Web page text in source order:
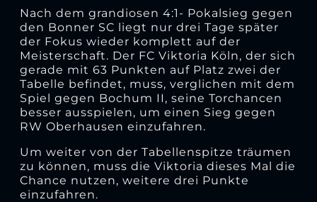
Nach dem grandiosen 4:1- Pokalsieg gegen
den Bonner SC liegt nur drei Tage später
der Fokus wieder komplett auf der
Meisterschaft. Der FC Viktoria Köln, der sich
gerade mit 63 Punkten auf Platz zwei der
Tabelle befindet, muss, verglichen mit dem
Spiel gegen Bochum II, seine Torchancen
besser ausspielen, um einen Sieg gegen
RW Oberhausen einzufahren.
Um weiter von der Tabellenspitze träumen
zu können, muss die Viktoria dieses Mal die
Chance nutzen, weitere drei Punkte
einzufahren.